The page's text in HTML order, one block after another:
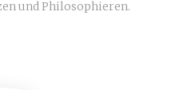
und Philosophieren.